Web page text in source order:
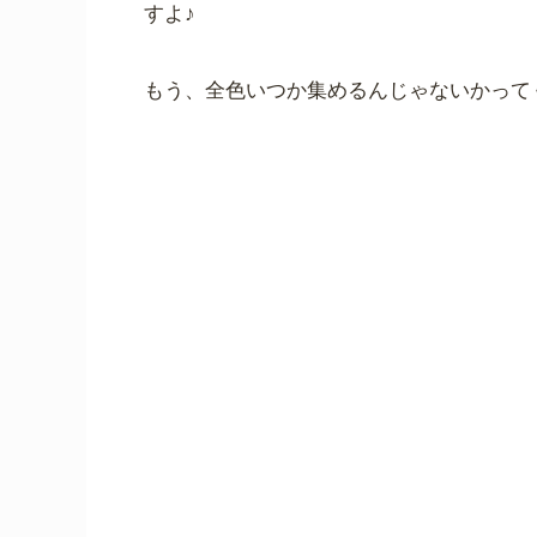
すよ♪
もう、全色いつか集めるんじゃないかっ